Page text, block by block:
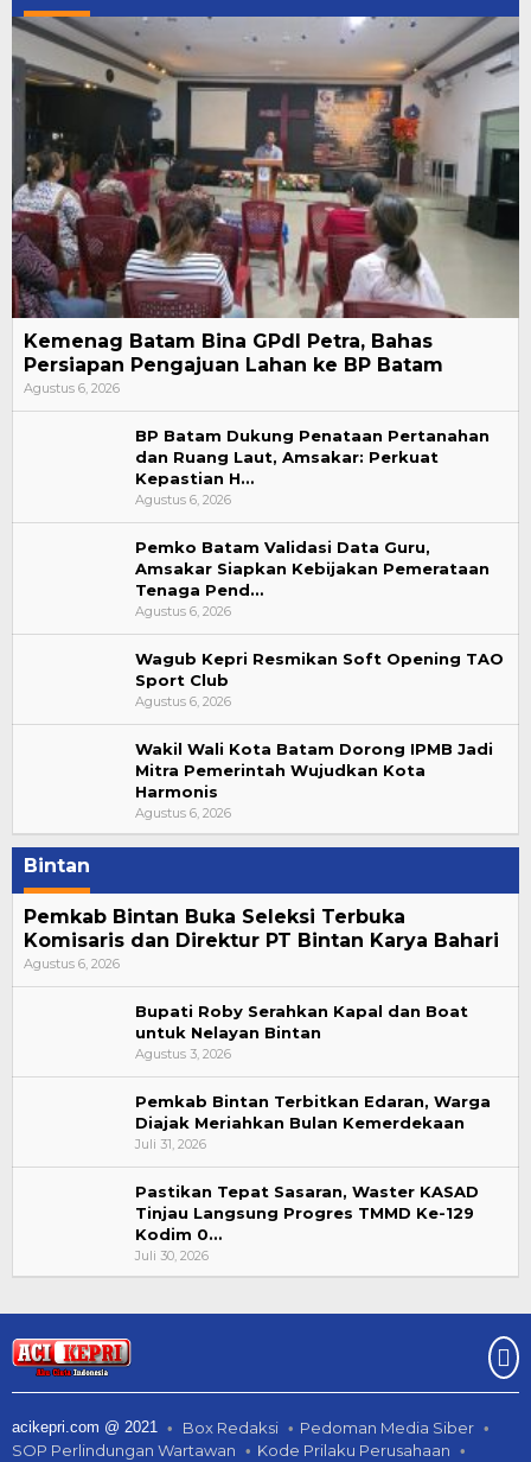
Kemenag Batam Bina GPdI Petra, Bahas
Persiapan Pengajuan Lahan ke BP Batam
Agustus 6, 2026
BP Batam Dukung Penataan Pertanahan
dan Ruang Laut, Amsakar: Perkuat
Kepastian H…
Agustus 6, 2026
Pemko Batam Validasi Data Guru,
Amsakar Siapkan Kebijakan Pemerataan
Tenaga Pend…
Agustus 6, 2026
Wagub Kepri Resmikan Soft Opening TAO
Sport Club
Agustus 6, 2026
Wakil Wali Kota Batam Dorong IPMB Jadi
Mitra Pemerintah Wujudkan Kota
Harmonis
Agustus 6, 2026
Bintan
Pemkab Bintan Buka Seleksi Terbuka
Komisaris dan Direktur PT Bintan Karya Bahari
Agustus 6, 2026
Bupati Roby Serahkan Kapal dan Boat
untuk Nelayan Bintan
Agustus 3, 2026
Pemkab Bintan Terbitkan Edaran, Warga
Diajak Meriahkan Bulan Kemerdekaan
Juli 31, 2026
Pastikan Tepat Sasaran, Waster KASAD
Tinjau Langsung Progres TMMD Ke-129
Kodim 0…
Juli 30, 2026
acikepri.com @ 2021 Box Redaksi
Pedoman Media Siber
SOP Perlindungan Wartawan
Kode Prilaku Perusahaan